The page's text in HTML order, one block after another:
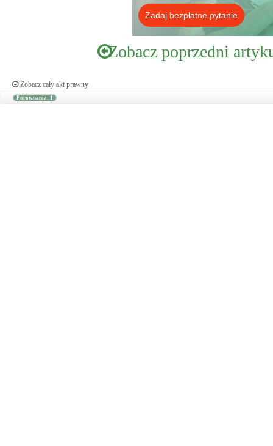
Zadaj bezpłatne pytanie
Zobacz poprzedni
Zobacz cały akt prawny
Porównania: 1